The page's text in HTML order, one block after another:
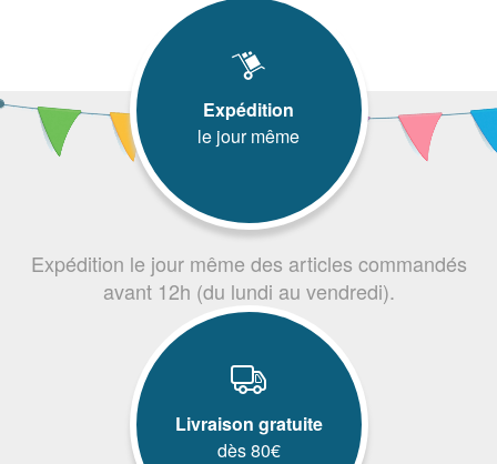
Expédition
le jour même
Expédition le jour même des articles commandés
avant 12h (du lundi au vendredi).
Livraison gratuite
dès 80€